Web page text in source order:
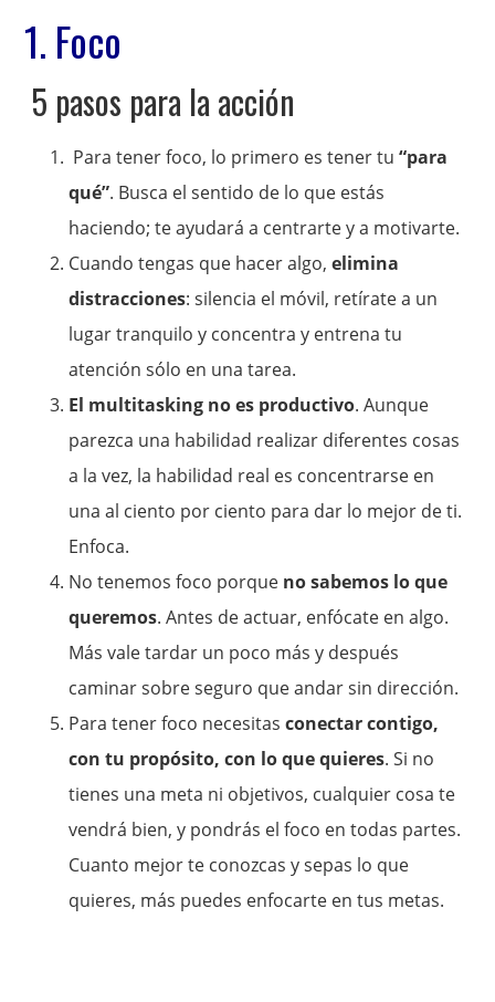
1. Foco
5 pasos para la acción
Para tener foco, lo primero es tener tu“para
qué”. Busca el sentido de lo que estás
haciendo; te ayudará a centrarte y a motivarte.
Cuando tengas que hacer algo,elimina
distracciones: silencia el móvil, retírate a un
lugar tranquilo y concentra y entrena tu
atención sólo en una tarea.
El multitasking no es productivo. Aunque
parezca una habilidad realizar diferentes cosas
a la vez, la habilidad real es concentrarse en
una al ciento por ciento para dar lo mejor de ti.
Enfoca.
No tenemos foco porque no sabemos lo que
queremos. Antes de actuar, enfócate en algo.
Más vale tardar un poco más y después
caminar sobre seguro que andar sin dirección.
Para tener foco necesitasconectar contigo,
con tu propósito, con lo que quieres. Si no
tienes una meta ni objetivos, cualquier cosa te
vendrá bien, y pondrás el foco en todas partes.
Cuanto mejor te conozcas y sepas lo que
quieres, más puedes enfocarte en tus metas.